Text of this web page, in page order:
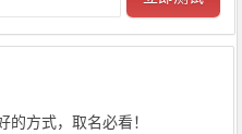
的方式，取名必看！